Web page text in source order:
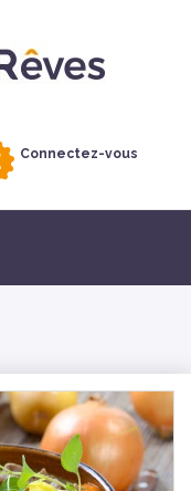
Connectez-vous